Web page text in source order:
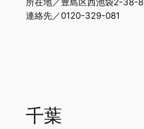
所在地／豊島区西池袋2-38-8
連絡先／0120-329-081
千葉